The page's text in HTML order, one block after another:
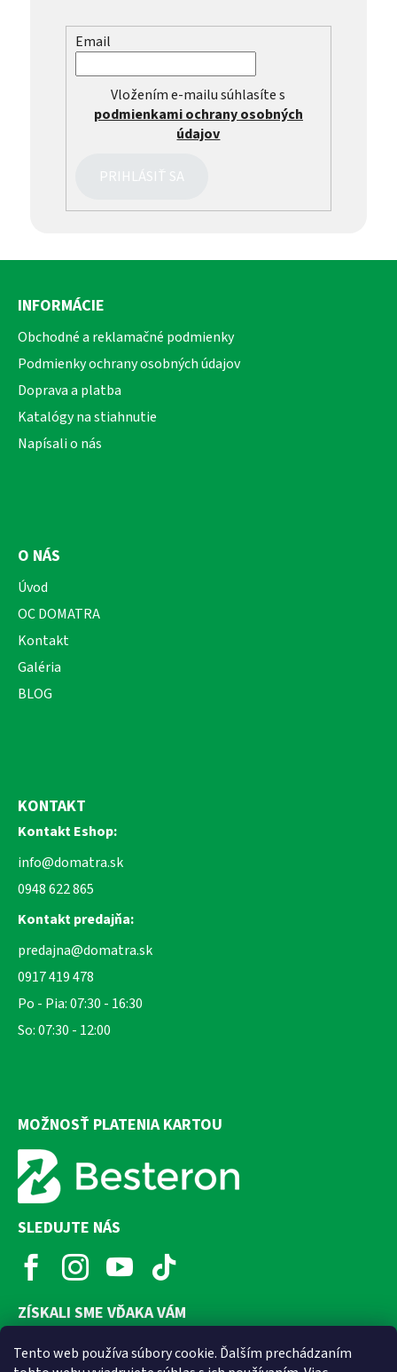
Tento web používa súbory cookie. Ďalším prechádzaním
Email
Vložením e-mailu súhlasíte s
podmienkami ochrany osobných
údajov
PRIHLÁSIŤ SA
Z
INFORMÁCIE
Obchodné a reklamačné podmienky
Podmienky ochrany osobných údajov
Doprava a platba
Katalógy na stiahnutie
Napísali o nás
O NÁS
Úvod
OC DOMATRA
Kontakt
Galéria
BLOG
KONTAKT
Kontakt Eshop:
info@domatra.sk
0948 622 865
Kontakt predajňa:
predajna@domatra.sk
0917 419 478
Po - Pia: 07:30 - 16:30
So: 07:30 - 12:00
MOŽNOSŤ PLATENIA KARTOU
SLEDUJTE NÁS
ZÍSKALI SME VĎAKA VÁM